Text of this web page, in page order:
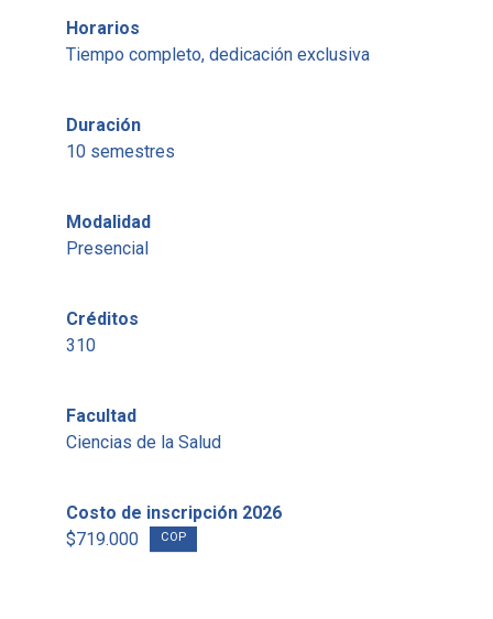
Horarios
Tiempo completo, dedicación exclusiva
Duración
10 semestres
Modalidad
Presencial
Créditos
310
Facultad
Ciencias de la Salud
Costo de inscripción 2026
$719.000
COP